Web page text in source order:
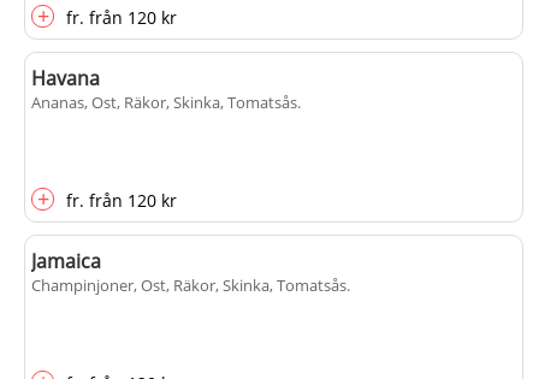
+ fr. från 120 kr
Havana
Ananas, Ost, Räkor, Skinka, Tomatsås.
+ fr. från 120 kr
Jamaica
Champinjoner, Ost, Räkor, Skinka, Tomatsås.